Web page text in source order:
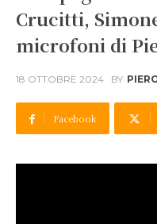
Crucitti,
microfoni di
18 OTTOBRE 2024 BY
Facebook